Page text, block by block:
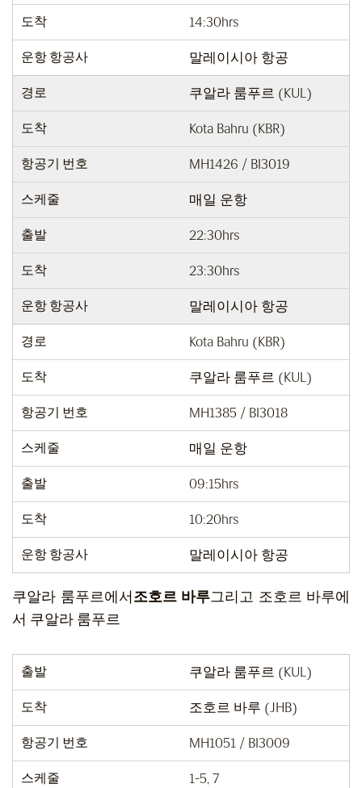
도착 14:30hrs
운항 항공사 말레이시아 항공
경로 쿠알라 룸푸르 (KUL)
도착 Kota Bahru (KBR)
항공기 번호 MH1426 / BI3019
스케줄 매일 운항
출발 22:30hrs
도착 23:30hrs
운항 항공사 말레이시아 항공
경로 Kota Bahru (KBR)
도착 쿠알라 룸푸르 (KUL)
항공기 번호 MH1385 / BI3018
스케줄 매일 운항
출발 09:15hrs
도착 10:20hrs
운항 항공사 말레이시아 항공
쿠알라 룸푸르에서조호르 바루그리고 조호르 바루에
서 쿠알라 룸푸르
출발 쿠알라 룸푸르 (KUL)
도착 조호르 바루 (JHB)
항공기 번호 MH1051 / BI3009
스케줄 1-5, 7